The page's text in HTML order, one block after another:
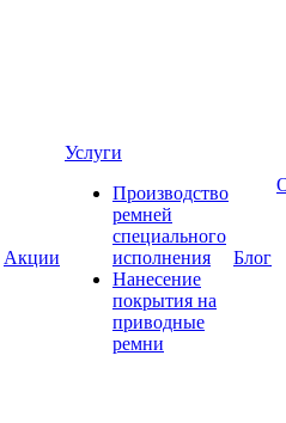
Акции
Услуги
Производство
ремней
специального
исполнения
Нанесение
покрытия на
приводные
ремни
Блог